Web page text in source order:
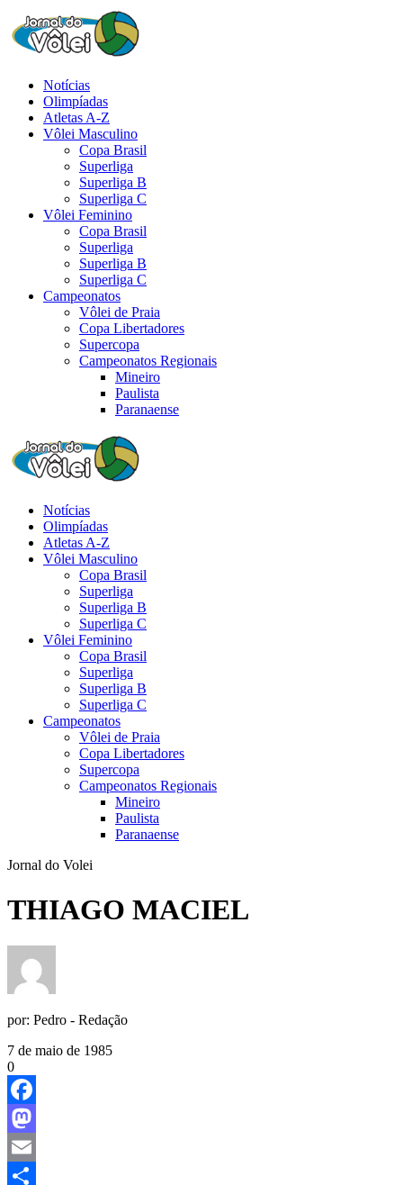
Notícias
Olimpíadas
Atletas A-Z
Vôlei Masculino
Copa Brasil
Superliga
Superliga B
Superliga C
Vôlei Feminino
Copa Brasil
Superliga
Superliga B
Superliga C
Campeonatos
Vôlei de Praia
Copa Libertadores
Supercopa
Campeonatos Regionais
Mineiro
Paulista
Paranaense
Notícias
Olimpíadas
Atletas A-Z
Vôlei Masculino
Copa Brasil
Superliga
Superliga B
Superliga C
Vôlei Feminino
Copa Brasil
Superliga
Superliga B
Superliga C
Campeonatos
Vôlei de Praia
Copa Libertadores
Supercopa
Campeonatos Regionais
Mineiro
Paulista
Paranaense
Jornal do Volei
THIAGO MACIEL
por: Pedro - Redação
7 de maio de 1985
0
Facebook
Mastodon
Email